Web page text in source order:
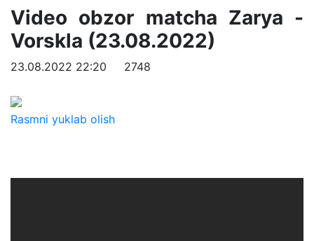
Video obzor matcha Zarya -
Vorskla (23.08.2022)
23.08.2022 22:20 2748
Rasmni yuklab olish